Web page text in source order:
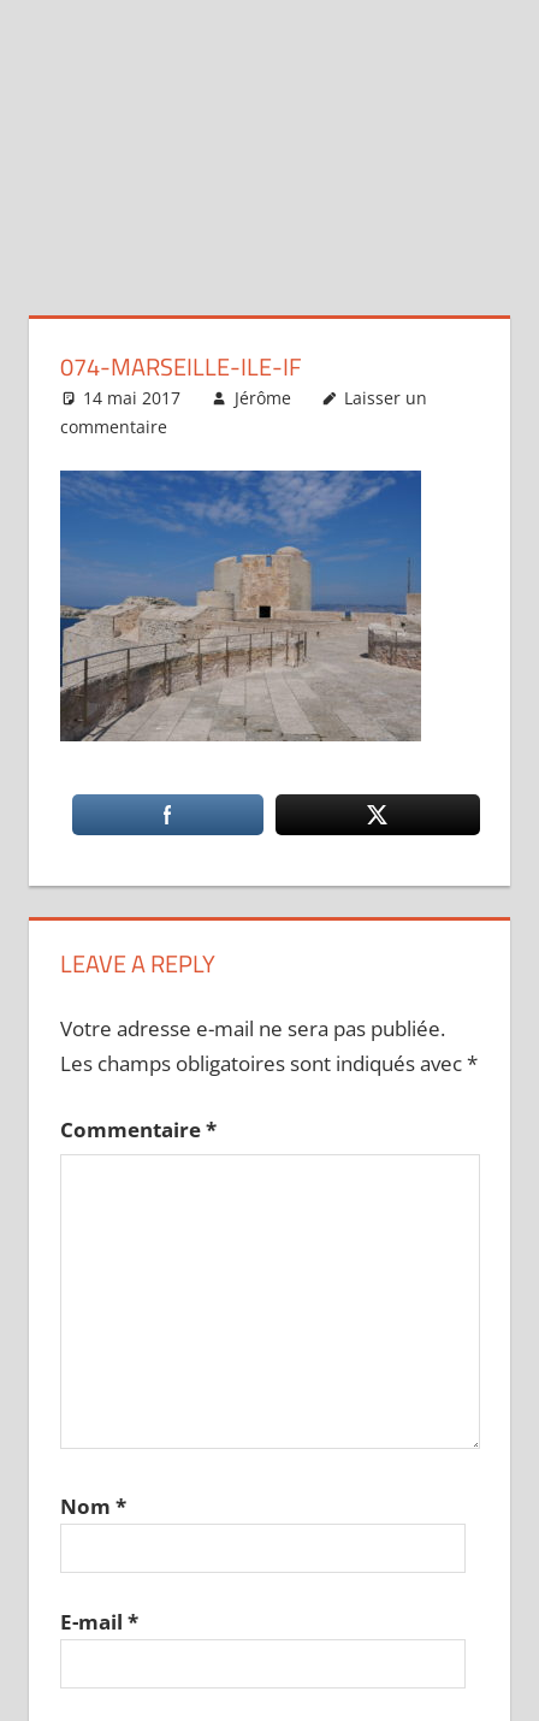
074-MARSEILLE-ILE-IF
14 mai 2017 Jérôme
Laisser un
commentaire
LEAVE A REPLY
Votre adresse e-mail ne sera pas publiée.
Les champs obligatoires sont indiqués avec*
Commentaire*
Nom *
E-mail *